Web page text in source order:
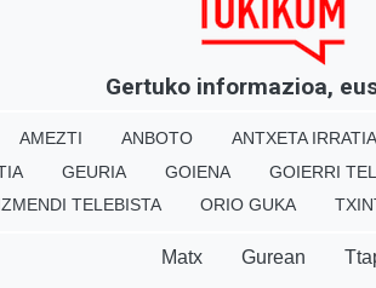
Gertuko informazioa,
AMEZTI ANBOTO ANTXETA IRRATIA
GEURIA GOIENA GOIERRI
TELEBISTA ORIO GUKA
Matx Gurean